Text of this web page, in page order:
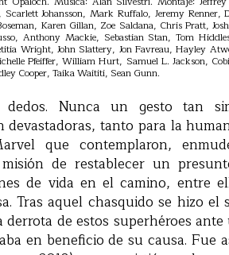
Johansson, Mark Ruffalo, Jeremy Renner,
Karen Gillan, Zoe Saldana, Chris Pratt,
Anthony Mackie, Sebastian Stan, Tom
Wright, John Slattery, Jon Favreau, Hayley
Pfeiffer, William Hurt, Samuel L. Jackson,
Cooper, Taika Waititi, Sean Gunn.
Nunca un gesto tan
devastadoras, tanto para la
que contemplaron,
de restablecer un
de vida en el camino, entre
Tras aquel chasquido se hizo
de estos superhéroes
en beneficio de su causa. Fue